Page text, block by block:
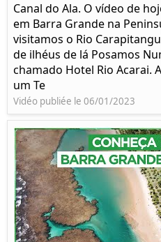
Canal do Ala. O vídeo de
em Barra Grande na
visitamos o Rio
de ilhéus de lá Posamos
chamado Hotel Rio Acarai.
um Te
Vidéo publiée le 06/01/2023